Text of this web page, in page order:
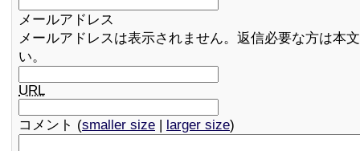
メールアドレス
メールアドレスは表示されません。返信必要な方は本
い。
URL
コメント (smaller size | larger size)